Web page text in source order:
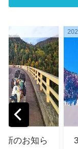
近の出来事...